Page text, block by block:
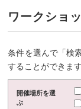
ワークショ
条件を選んで「検
することができます
開催場所を選
ぶ